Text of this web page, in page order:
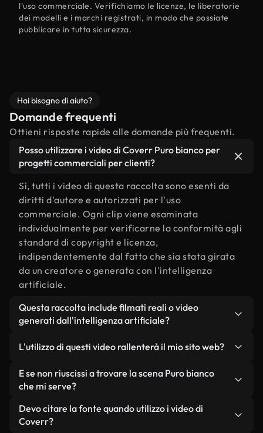
l'uso commerciale. Verifichiamo le licenze, le liberatorie
dei modelli e i marchi registrati, in modo che possiate
pubblicare in tutta sicurezza.
Hai bisogno di aiuto?
Domande frequenti
Ottieni risposte rapide alle domande più frequenti.
Posso utilizzare i video di Coverr Puro bianco per
progetti commerciali per clienti?
Sì, tutti i video di questa raccolta sono esenti da
diritti d'autore e autorizzati per l'uso
commerciale. Ogni clip viene esaminata
individualmente per verificarne la conformità agli
standard di copyright e licenza,
indipendentemente dal fatto che sia stata girata
da un creatore o generata con l'intelligenza
artificiale.
Questa raccolta include filmati reali o video
generati dall'intelligenza artificiale?
da filmati reali, girati da persone, relativi a Puro
bianco, e da video generati dall'intelligenza
artificiale. Ogni video è chiaramente etichettato,
L'utilizzo di questi video rallenterà il mio sito web?
Non se scegli le nostre versioni ottimizzate.
Offriamo formati leggeri e pronti per il web,
mantengono alta la qualità, riducono al minimo i
tempi di caricamento e migliorano parametri
E se non riuscissi a trovare la scena Puro bianco
che mi serve?
Puoi crearne uno all'istante utilizzando Coverr AI
Studio. Ti basta descrivere la scena, ad esempio
Devo citare la fonte quando utilizzo i video di
Coverr?